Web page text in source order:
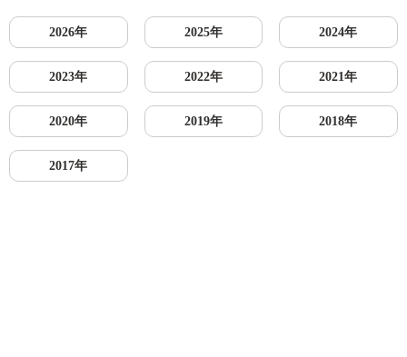
2026年 2025年 2024年
2023年 2022年 2021年
2020年 2019年 2018年
2017年